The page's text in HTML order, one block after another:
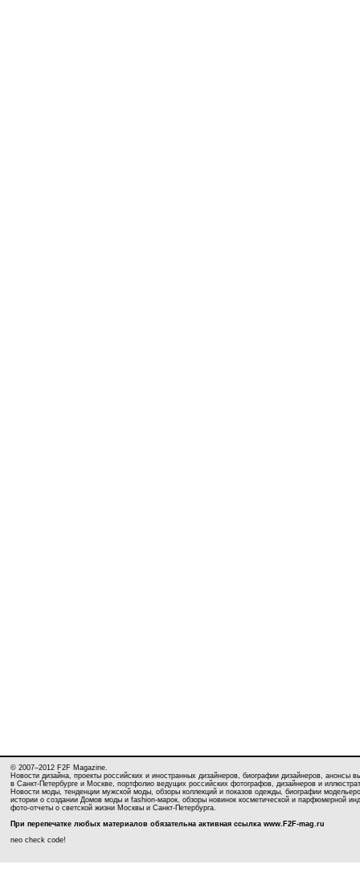
© 2007–2012 F2F Magazine.
Новости дизайна, проекты российских и иностранных дизайнеров, биографии дизайнеров, анонсы
в Санкт-Петербурге и Москве, портфолио ведущих российских фотографов, дизайнеров и
Новости моды, тенденции мужской моды, обзоры коллекций и показов одежды, биографии
истории о создании Домов моды и fashion-марок, обзоры новинок косметической и парфюмерной
фото-отчеты о светской жизни Москвы и Санкт-Петербурга.
При перепечатке любых материалов обязательна активная ссылка www.F2F-mag.ru
neo check code!